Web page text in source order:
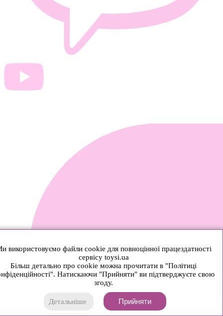
використовуємо файли cookie для повноцінної працездатності
сервісу toysi.ua
Більш детально про cookie можна прочитати в "Політиці
Натискаючи "Прийняти" ви підтверджуєте свою
згоду.
Детальніше Прийняти